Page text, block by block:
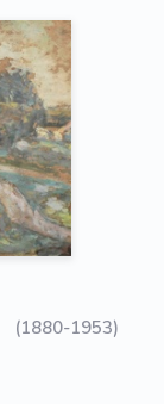
(1880-1953)